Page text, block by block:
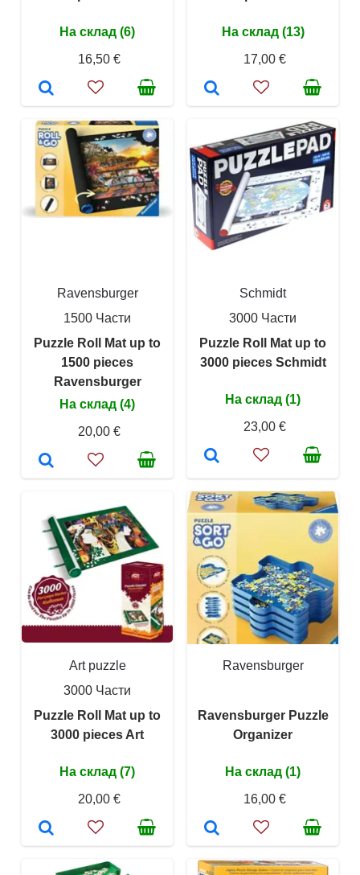
На склад (6)
16,50 €
На склад (13)
17,00 €
Ravensburger
1500 Части
Puzzle Roll Mat up to
1500 pieces
Ravensburger
На склад (4)
20,00 €
Schmidt
3000 Части
Puzzle Roll Mat up to
3000 pieces Schmidt
На склад (1)
23,00 €
Art puzzle
3000 Части
Puzzle Roll Mat up to
3000 pieces Art
На склад (7)
20,00 €
Ravensburger
Ravensburger Puzzle
Organizer
На склад (1)
16,00 €